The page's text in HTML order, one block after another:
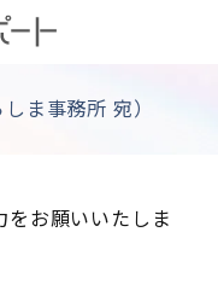
ま事務所 宛）
お願いいたしま